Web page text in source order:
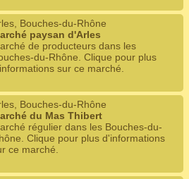
Bouches-du-Rhône
paysan d'Arles
de producteurs dans les
du-Rhône. Clique pour plus
sur ce marché.
Bouches-du-Rhône
du Mas Thibert
régulier dans les Bouches-du-
Clique pour plus d'informations
ce marché.